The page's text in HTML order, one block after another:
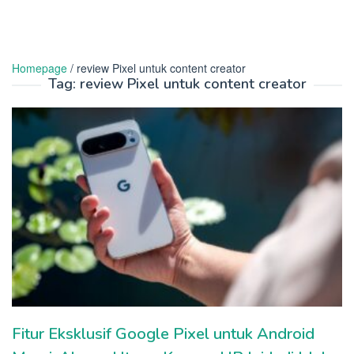
Homepage / review Pixel untuk content creator
Tag: review Pixel untuk content creator
Fitur Eksklusif Google Pixel untuk Android